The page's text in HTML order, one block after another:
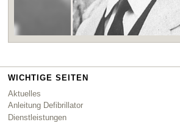
WICHTIGE SEITEN
Aktuelles
Anleitung Defibrillator
Dienstleistungen